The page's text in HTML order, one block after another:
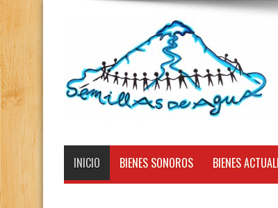
INICIO BIENES SONOROS BIENES